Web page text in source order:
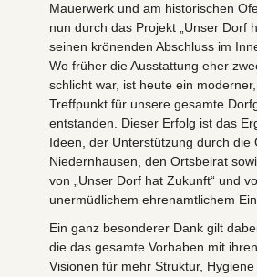
Mauerwerk und am historischen
nun durch das Projekt „Unser Dorf
seinen krönenden Abschluss im
Wo früher die Ausstattung eher
schlicht war, ist heute ein
Treffpunkt für unsere gesamte
entstanden. Dieser Erfolg ist das
Ideen, der Unterstützung durch die
Niedernhausen, den Ortsbeirat
von „Unser Dorf hat Zukunft“ und
unermüdlichem ehrenamtlichem
​Ein ganz besonderer Dank gilt
die das gesamte Vorhaben mit
Visionen für mehr Struktur,